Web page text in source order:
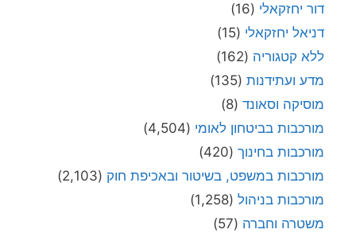
דור יחזקאלי (16)
דניאל יחזקאלי (15)
ללא קטגוריה (162)
מדע ועתידנות (135)
מוסיקה וסאונד (8)
מורכבות בביטחון לאומי (4,504)
מורכבות בחינוך (420)
מורכבות במשפט, בשיטור ובאכיפת חוק (2,103)
מורכבות בניהול (1,258)
משטרה וחברה (57)